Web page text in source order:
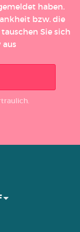
haben.
bzw. die
Sie sich